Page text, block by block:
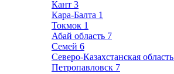
Кант 3
Кара-Балта 1
Токмок 1
Абай область 7
Семей 6
Северо-Казахстанская область
Петропавловск 7